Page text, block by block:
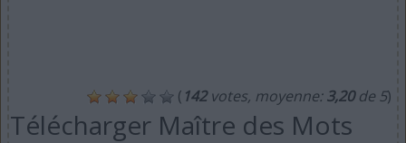
( 142votes, moyenne:3,20de 5)
Télécharger Maître des Mots